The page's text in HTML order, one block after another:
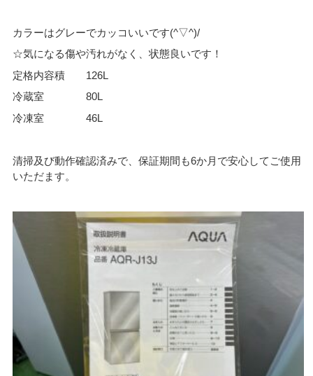
カラーはグレーでカッコいいです(^▽^)/
☆気になる傷や汚れがなく、状態良いです！
定格内容積 126L
冷蔵室 80L
冷凍室 46L
清掃及び動作確認済みで、保証期間も6か月で安心してご使用
いただます。